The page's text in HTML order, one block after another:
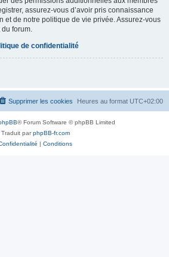
assurez-vous d’avoir pris connaissance
et de notre politique de vie privée. Assurez-vous
forum.
de confidentialité
Heures au format UTC+02:00
Supprimer les cookies
® Forum Software © phpBB Limited
Traduit parphpBB-fr.com
| Conditions